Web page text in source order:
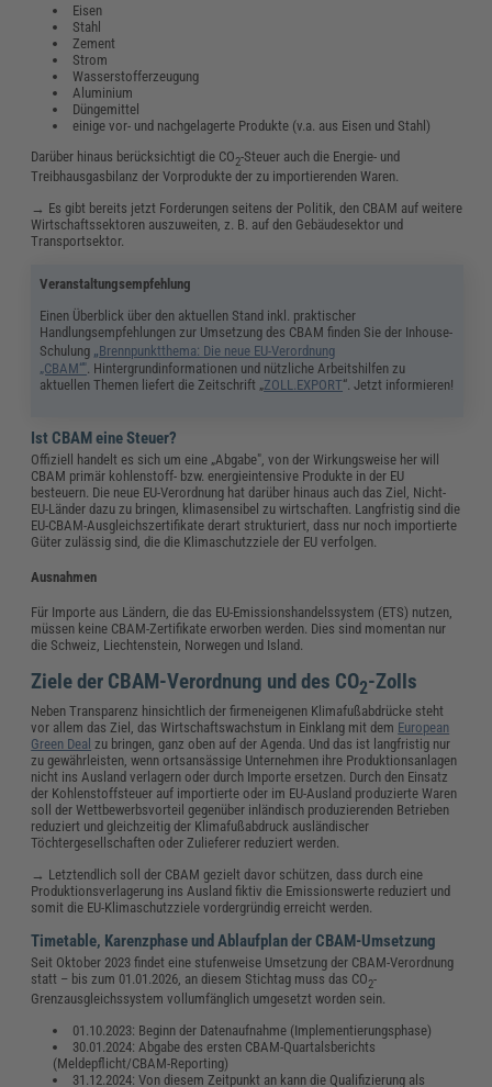
Eisen
Stahl
Zement
Strom
Wasserstofferzeugung
Aluminium
Düngemittel
einige vor- und nachgelagerte Produkte (v.a. aus Eisen und Stahl)
Darüber hinaus berücksichtigt die CO2-Steuer auch die Energie- und
Treibhausgasbilanz der Vorprodukte der zu importierenden Waren.
→ Es gibt bereits jetzt Forderungen seitens der Politik, den CBAM auf weitere
Wirtschaftssektoren auszuweiten, z. B. auf den Gebäudesektor und
Transportsektor.
Veranstaltungsempfehlung
Einen Überblick über den aktuellen Stand inkl. praktischer
Handlungsempfehlungen zur Umsetzung des CBAM finden Sie der Inhouse-
Schulung „Brennpunktthema: Die neue EU-Verordnung
„CBAM“" . Hintergrundinformationen und nützliche Arbeitshilfen zu
aktuellen Themen liefert die Zeitschrift „ZOLL.EXPORT“. Jetzt informieren!
Ist CBAM eine Steuer?
Offiziell handelt es sich um eine „Abgabe", von der Wirkungsweise her will
CBAM primär kohlenstoff- bzw. energieintensive Produkte in der EU
besteuern. Die neue EU-Verordnung hat darüber hinaus auch das Ziel, Nicht-
EU-Länder dazu zu bringen, klimasensibel zu wirtschaften. Langfristig sind die
EU-CBAM-Ausgleichszertifikate derart strukturiert, dass nur noch importierte
Güter zulässig sind, die die Klimaschutzziele der EU verfolgen.
Ausnahmen
Für Importe aus Ländern, die das EU-Emissionshandelssystem (ETS) nutzen,
müssen keine CBAM-Zertifikate erworben werden. Dies sind momentan nur
die Schweiz, Liechtenstein, Norwegen und Island.
Ziele der CBAM-Verordnung und des CO2-Zolls
Neben Transparenz hinsichtlich der firmeneigenen Klimafußabdrücke steht
vor allem das Ziel, das Wirtschaftswachstum in Einklang mit dem European
Green Deal zu bringen, ganz oben auf der Agenda. Und das ist langfristig nur
zu gewährleisten, wenn ortsansässige Unternehmen ihre Produktionsanlagen
nicht ins Ausland verlagern oder durch Importe ersetzen. Durch den Einsatz
der Kohlenstoffsteuer auf importierte oder im EU-Ausland produzierte Waren
soll der Wettbewerbsvorteil gegenüber inländisch produzierenden Betrieben
reduziert und gleichzeitig der Klimafußabdruck ausländischer
Töchtergesellschaften oder Zulieferer reduziert werden.
→ Letztendlich soll der CBAM gezielt davor schützen, dass durch eine
Produktionsverlagerung ins Ausland fiktiv die Emissionswerte reduziert und
somit die EU-Klimaschutzziele vordergründig erreicht werden.
Timetable, Karenzphase und Ablaufplan der CBAM-Umsetzung
Seit Oktober 2023 findet eine stufenweise Umsetzung der CBAM-Verordnung
statt – bis zum 01.01.2026, an diesem Stichtag muss das CO2-
Grenzausgleichssystem vollumfänglich umgesetzt worden sein.
01.10.2023: Beginn der Datenaufnahme (Implementierungsphase)
30.01.2024: Abgabe des ersten CBAM-Quartalsberichts
(Meldepflicht/CBAM-Reporting)
31.12.2024: Von diesem Zeitpunkt an kann die Qualifizierung als